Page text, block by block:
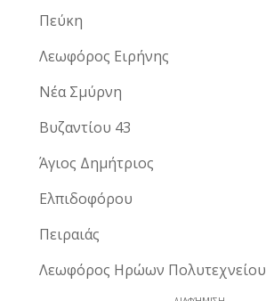
Πεύκη
Λεωφόρος Ειρήνης
Νέα Σμύρνη
Βυζαντίου 43
Άγιος Δημήτριος
Ελπιδοφόρου
Πειραιάς
Λεωφόρος Ηρώων Πολυτεχνείου